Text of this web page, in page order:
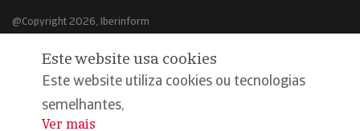
@Copyright 2026, Iberinform
Aviso legal
Política de cookies
Declaração de privacidade
Este website usa cookies
Este website utiliza cookies ou tecnologias
semelhantes,
...
Ver mais